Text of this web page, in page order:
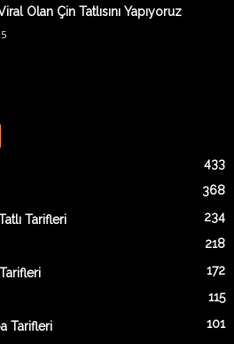
Olan Çin Tatlısını Yapıyoruz
433
368
Tarifleri 234
218
172
115
Tarifleri 101